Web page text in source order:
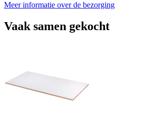
Meer informatie over de bezorging
Vaak samen gekocht